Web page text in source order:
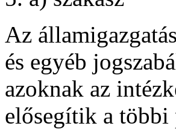
Az
és egyéb
azoknak az
elősegítik a többi